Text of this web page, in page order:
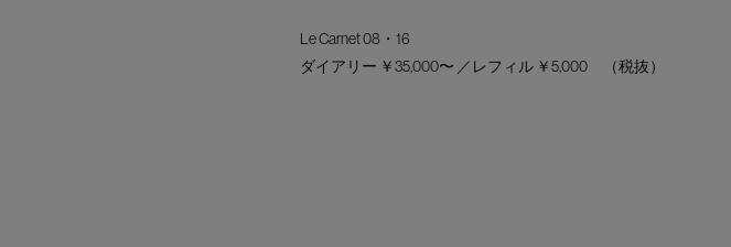
Le Carnet 08・16
ダイアリー ￥35,000〜 ／レフィル ￥5,000 （税抜）